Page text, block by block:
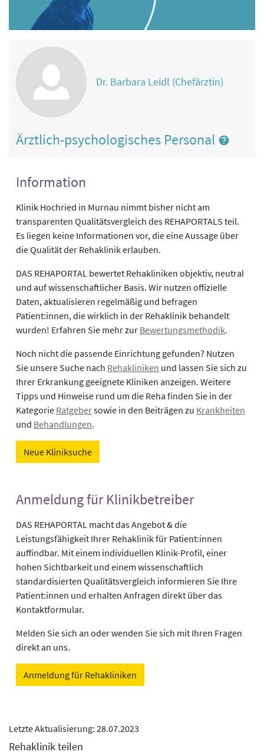
Dr. Barbara Leidl (Chefärztin)
Ärztlich-psychologisches Personal
Information
Klinik Hochried in Murnau nimmt bisher nicht am
transparenten Qualitätsvergleich des REHAPORTALS teil.
Es liegen keine Informationen vor, die eine Aussage über
die Qualität der Rehaklinik erlauben.
DAS REHAPORTAL bewertet Rehakliniken objektiv, neutral
und auf wissenschaftlicher Basis. Wir nutzen offizielle
Daten, aktualisieren regelmäßig und befragen
Patient:innen, die wirklich in der Rehaklinik behandelt
wurden! Erfahren Sie mehr zur Bewertungsmethodik.
Noch nicht die passende Einrichtung gefunden? Nutzen
Sie unsere Suche nach Rehakliniken und lassen Sie sich zu
Ihrer Erkrankung geeignete Kliniken anzeigen. Weitere
Tipps und Hinweise rund um die Reha finden Sie in der
Kategorie Ratgebersowie in den Beiträgen zu Krankheiten
und Behandlungen.
Neue Kliniksuche
Anmeldung für Klinikbetreiber
DAS REHAPORTAL macht das Angebot & die
Leistungsfähigkeit Ihrer Rehaklinik für Patient:innen
auffindbar. Mit einem individuellen Klinik-Profil, einer
hohen Sichtbarkeit und einem wissenschaftlich
standardisierten Qualitätsvergleich informieren Sie Ihre
Patient:innen und erhalten Anfragen direkt über das
Kontaktformular.
Melden Sie sich an oder wenden Sie sich mit Ihren Fragen
direkt an uns.
Anmeldung für Rehakliniken
Letzte Aktualisierung: 28.07.2023
Rehaklinik teilen